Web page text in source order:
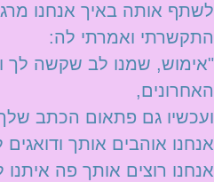
לשתף אותה באיך אנחנו
התקשרתי ואמרתי לה:
"אימוש, שמנו לב שקשה לך
האחרונים,
ועכשיו גם פתאום הכתב
אנחנו אוהבים אותך
אנחנו רוצים אותך פה